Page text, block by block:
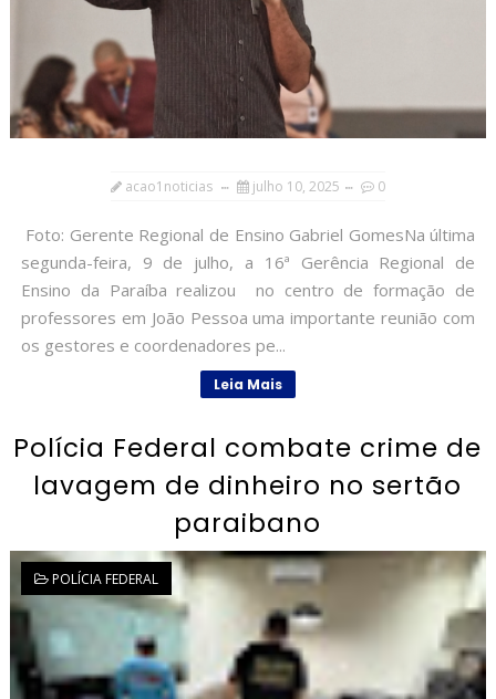
acao1noticias julho 10, 2025 0
Foto: Gerente Regional de Ensino Gabriel GomesNa última
segunda-feira, 9 de julho, a 16ª Gerência Regional de
Ensino da Paraíba realizou no centro de formação de
professores em João Pessoa uma importante reunião com
os gestores e coordenadores pe...
Leia Mais
Polícia Federal combate crime de
lavagem de dinheiro no sertão
paraibano
POLÍCIA FEDERAL